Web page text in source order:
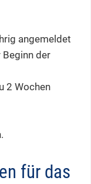
angemeldet
Beginn der
2 Wochen
für das